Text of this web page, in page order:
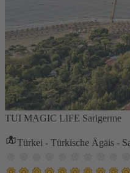
TUI MAGIC LIFE Sarigerme
Türkei - Türkische Ägäis -